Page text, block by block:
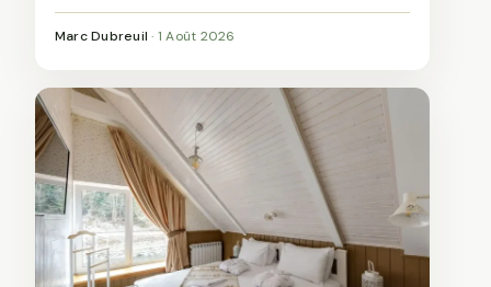
rangement, sans risquer la caution.
Marc Dubreuil · 1 Août 2026